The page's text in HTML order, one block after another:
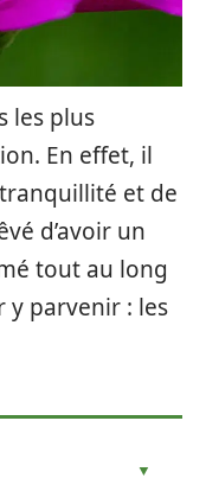
les plus
En effet, il
et de
d’avoir un
tout au long
y parvenir : les